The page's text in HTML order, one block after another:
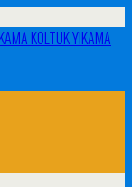
KOLTUK YIKAMA